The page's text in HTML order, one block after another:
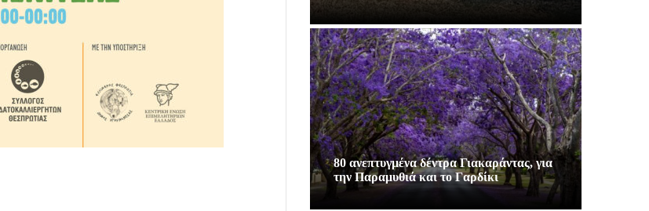
80 ανεπτυγμένα δέντρα Γιακαράντας, για
την Παραμυθιά και το Γαρδίκι